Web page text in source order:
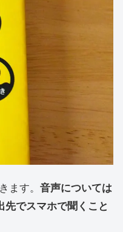
ます。 音声については
先でスマホで聞くこと